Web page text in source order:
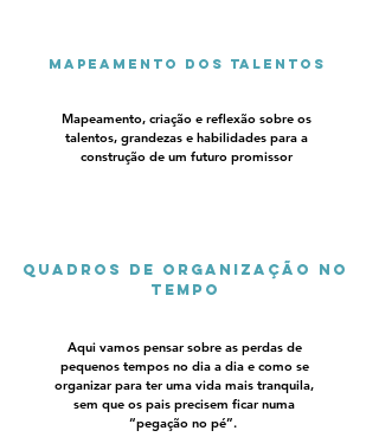
Mapeamento dos talentos
Mapeamento, criação e reflexão sobre os
talentos, grandezas e habilidades para a
construção de um futuro promissor
Quadros de organização no
tempo
Aqui vamos pensar sobre as perdas de
pequenos tempos no dia a dia e como se
organizar para ter uma vida mais tranquila,
sem que os pais precisem ficar numa
“pegação no pé”.